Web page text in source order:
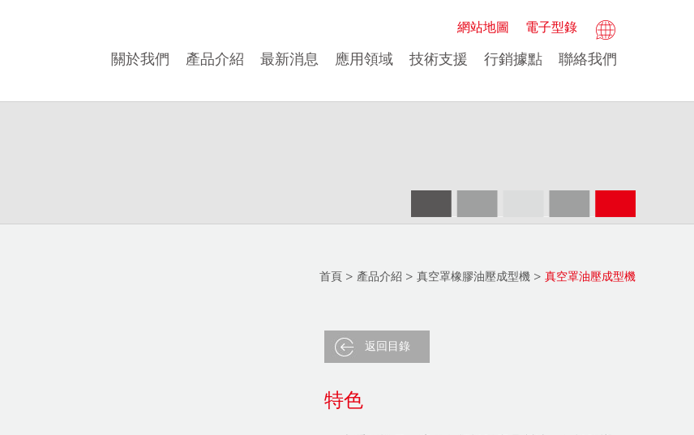
網站地圖 電子型錄
關於我們 產品介紹 最新消息 應用領域 技術支援 行銷據點 聯絡我們
首頁 > 產品介紹 > 真空罩橡膠油壓成型機 > 真空罩油壓成型機
返回目錄
特色